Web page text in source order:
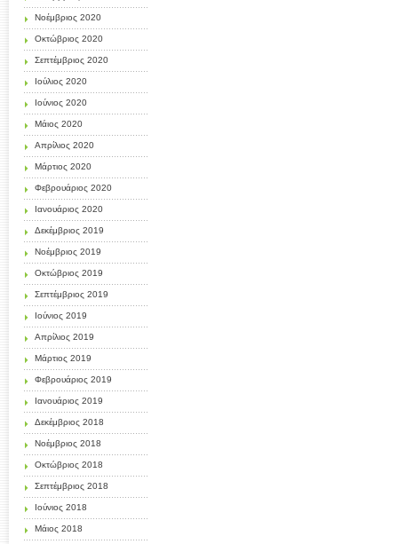
Νοέμβριος 2020
Οκτώβριος 2020
Σεπτέμβριος 2020
Ιούλιος 2020
Ιούνιος 2020
Μάιος 2020
Απρίλιος 2020
Μάρτιος 2020
Φεβρουάριος 2020
Ιανουάριος 2020
Δεκέμβριος 2019
Νοέμβριος 2019
Οκτώβριος 2019
Σεπτέμβριος 2019
Ιούνιος 2019
Απρίλιος 2019
Μάρτιος 2019
Φεβρουάριος 2019
Ιανουάριος 2019
Δεκέμβριος 2018
Νοέμβριος 2018
Οκτώβριος 2018
Σεπτέμβριος 2018
Ιούνιος 2018
Μάιος 2018